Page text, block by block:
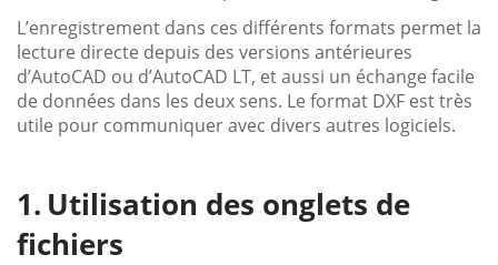
L’enregistrement dans ces différents formats permet la
lecture directe depuis des versions antérieures
d’AutoCAD ou d’AutoCAD LT, et aussi un échange facile
de données dans les deux sens. Le format DXF est très
utile pour communiquer avec divers autres logiciels.
Utilisation des onglets de
fichiers